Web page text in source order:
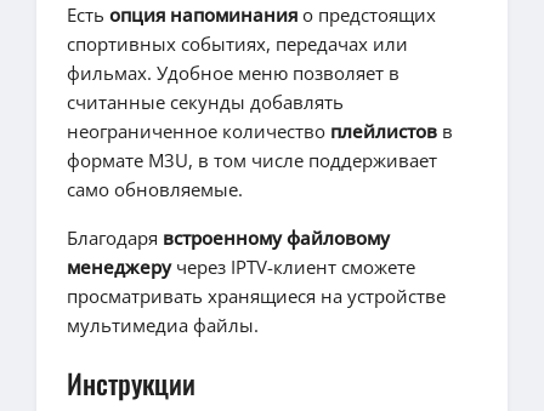
Есть опция напоминания о предстоящих
спортивных событиях, передачах или
фильмах. Удобное меню позволяет в
считанные секунды добавлять
неограниченное количество плейлистов в
формате M3U, в том числе поддерживает
само обновляемые.
Благодаря встроенному файловому
менеджеручерез IPTV-клиент сможете
просматривать хранящиеся на устройстве
мультимедиа файлы.
Инструкции